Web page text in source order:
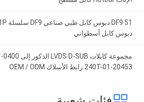
دبوس كابل أسطواني
20453-240T-01 رابط الأسلاك OEM / ODM